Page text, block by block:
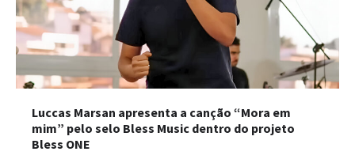
Luccas Marsan apresenta a canção “Mora em
mim” pelo selo Bless Music dentro do projeto
Bless ONE